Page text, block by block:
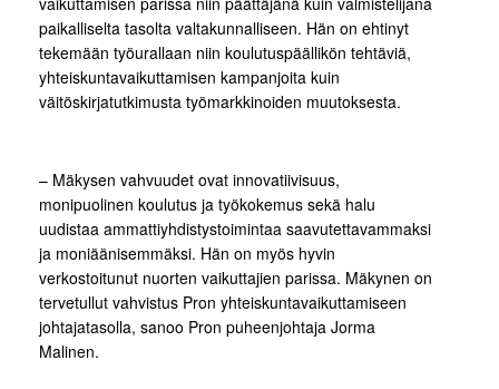
paikalliselta tasolta valtakunnalliseen. Hän on ehtinyt
tekemään työurallaan niin koulutuspäällikön tehtäviä,
yhteiskuntavaikuttamisen kampanjoita kuin
väitöskirjatutkimusta työmarkkinoiden muutoksesta.
– ​​​​​​​​​​​​​​Mäkysen vahvuudet ovat innovatiivisuus,
monipuolinen koulutus ja työkokemus sekä halu
uudistaa ammattiyhdistystoimintaa saavutettavammaksi
ja moniäänisemmäksi. Hän on myös hyvin
verkostoitunut nuorten vaikuttajien parissa. Mäkynen on
tervetullut vahvistus Pron yhteiskuntavaikuttamiseen
johtajatasolla, sanoo Pron puheenjohtaja Jorma
Malinen.